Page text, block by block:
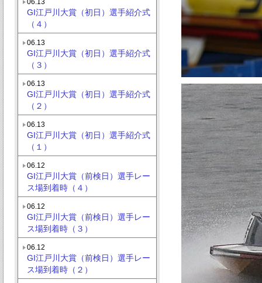
GI江戸川大賞（初日）選手紹介式
（４）
06.13
GI江戸川大賞（初日）選手紹介式
（３）
06.13
GI江戸川大賞（初日）選手紹介式
（２）
06.13
GI江戸川大賞（初日）選手紹介式
（１）
06.12
GI江戸川大賞（前検日）選手レー
ス場到着時（４）
06.12
GI江戸川大賞（前検日）選手レー
ス場到着時（３）
06.12
GI江戸川大賞（前検日）選手レー
ス場到着時（２）